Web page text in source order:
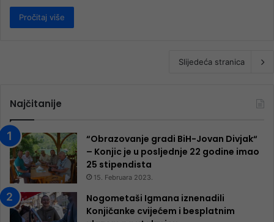
Pročitaj više
Slijedeća stranica
Najčitanije
“Obrazovanje gradi BiH-Jovan Divjak“
– Konjic je u posljednje 22 godine imao
25 ​​stipendista
15. Februara 2023.
Nogometaši Igmana iznenadili
Konjičanke cvijećem i besplatnim